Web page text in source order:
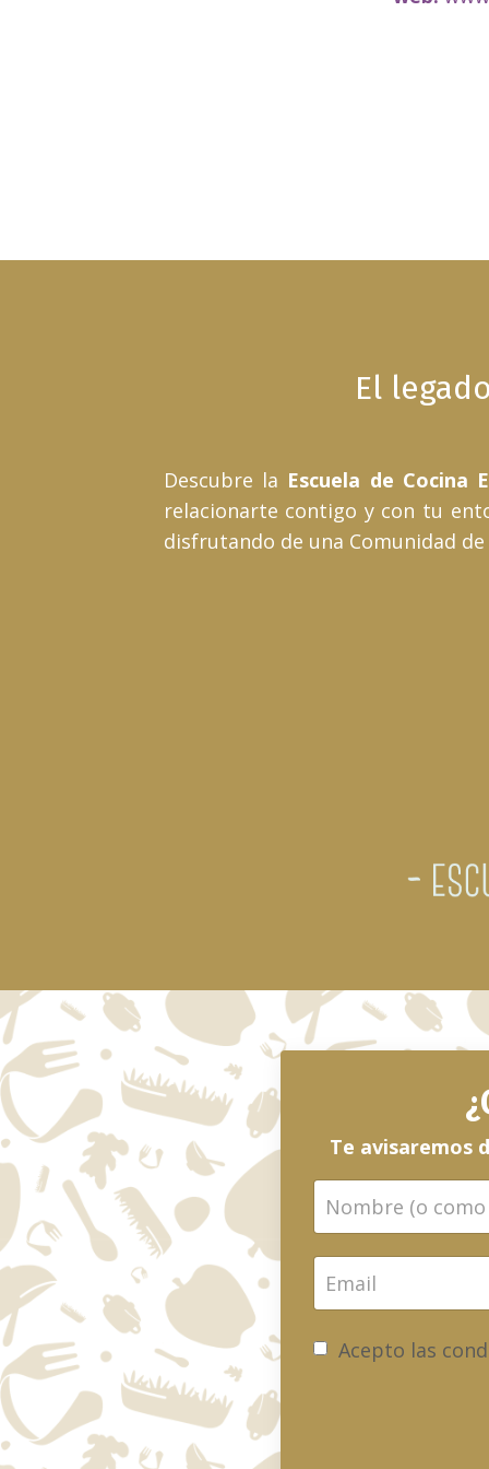
El
Descubre la Escuela de Cocina
relacionarte contigo y con tu
disfrutando de una Comunidad
Te avisaremos
Acepto las